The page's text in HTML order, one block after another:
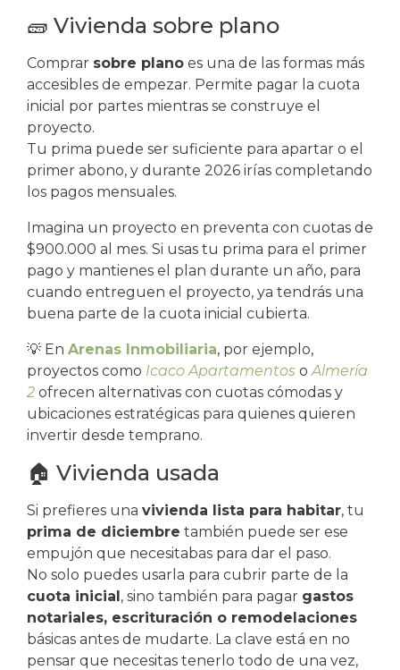
🧱 Vivienda sobre plano
Comprar sobre plano es una de las formas más
accesibles de empezar. Permite pagar la cuota
inicial por partes mientras se construye el
proyecto.
Tu prima puede ser suficiente para apartar o el
primer abono, y durante 2026 irías completando
los pagos mensuales.
Imagina un proyecto en preventa con cuotas de
$900.000 al mes. Si usas tu prima para el primer
pago y mantienes el plan durante un año, para
cuando entreguen el proyecto, ya tendrás una
buena parte de la cuota inicial cubierta.
💡 En Arenas Inmobiliaria, por ejemplo,
proyectos como Icaco Apartamentos oAlmería
2 ofrecen alternativas con cuotas cómodas y
ubicaciones estratégicas para quienes quieren
invertir desde temprano.
🏠 Vivienda usada
Si prefieres una vivienda lista para habitar, tu
prima de diciembre también puede ser ese
empujón que necesitabas para dar el paso.
No solo puedes usarla para cubrir parte de la
cuota inicial, sino también para pagar gastos
notariales, escrituración o remodelaciones
básicas antes de mudarte. La clave está en no
pensar que necesitas tenerlo todo de una vez,